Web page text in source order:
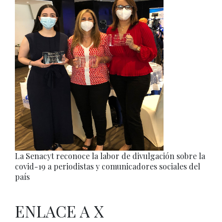
La Senacyt reconoce la labor de divulgación sobre la
covid-19 a periodistas y comunicadores sociales del
país
ENLACE A X